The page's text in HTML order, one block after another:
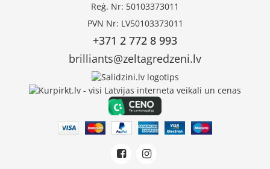
Reģ. Nr: 50103373011
PVN Nr: LV50103373011
+371 2 772 8 993
brilliants@zeltagredzeni.lv